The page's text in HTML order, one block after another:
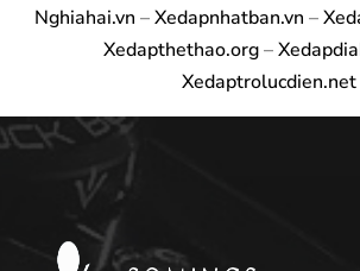
Nghiahai.vn –Xedapnhatban.vn –
Xedapthethao.org–
Xedaptrolucdien.net